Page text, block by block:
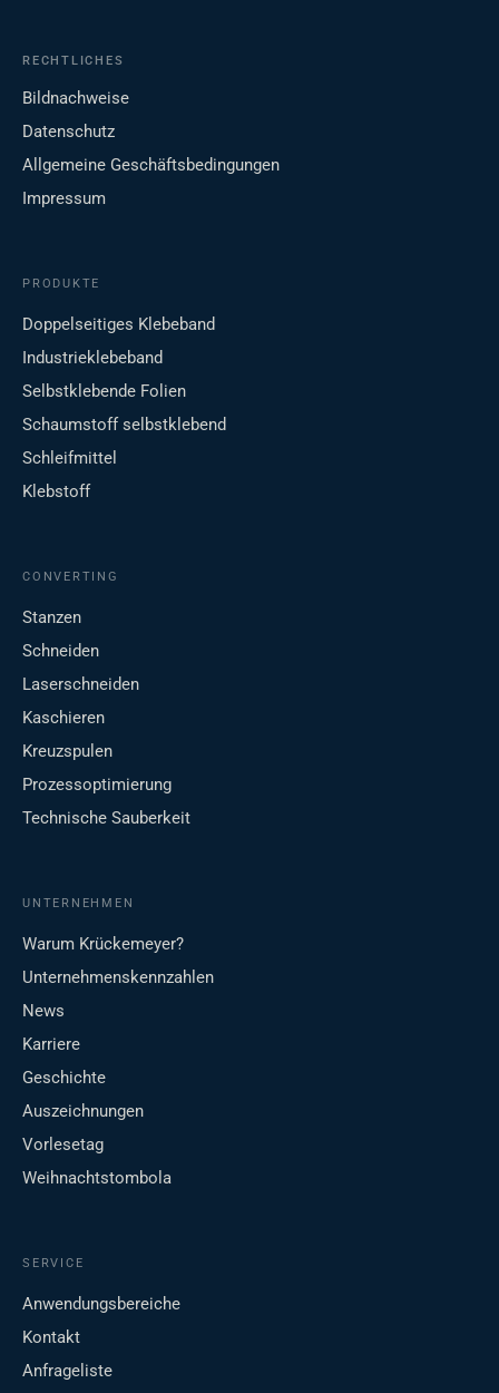
RECHTLICHES
Bildnachweise
Datenschutz
Allgemeine Geschäftsbedingungen
Impressum
PRODUKTE
Doppelseitiges Klebeband
Industrieklebeband
Selbstklebende Folien
Schaumstoff selbstklebend
Schleifmittel
Klebstoff
CONVERTING
Stanzen
Schneiden
Laserschneiden
Kaschieren
Kreuzspulen
Prozessoptimierung
Technische Sauberkeit
UNTERNEHMEN
Warum Krückemeyer?
Unternehmenskennzahlen
News
Karriere
Geschichte
Auszeichnungen
Vorlesetag
Weihnachtstombola
SERVICE
Anwendungsbereiche
Kontakt
Anfrageliste